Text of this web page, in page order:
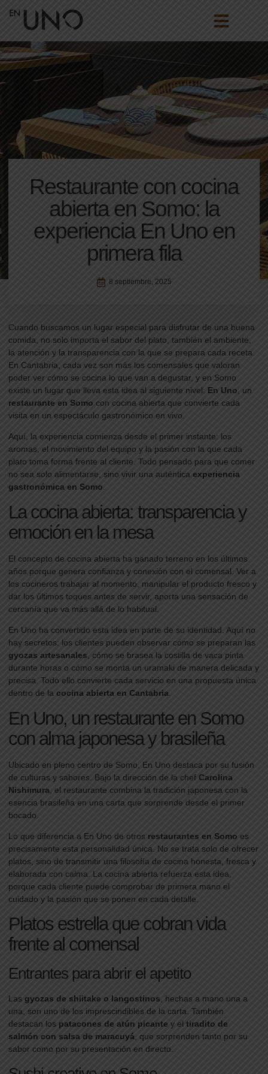
Restaurante con cocina
abierta en Somo: la
experiencia En Uno en
primera fila
8 septiembre, 2025
Cuando buscamos un lugar especial para disfrutar de una buena
comida, no solo importa el sabor del plato, también el ambiente,
la atención y la transparencia con la que se prepara cada receta.
En Cantabria, cada vez son más los comensales que valoran
poder ver cómo se cocina lo que van a degustar, y en Somo
existe un lugar que lleva esta idea al siguiente nivel: En Uno , un
restaurante en Somo con cocina abierta que convierte cada
visita en un espectáculo gastronómico en vivo.
Aquí, la experiencia comienza desde el primer instante: los
aromas, el movimiento del equipo y la pasión con la que cada
plato toma forma frente al cliente. Todo pensado para que comer
no sea solo alimentarse, sino vivir una auténtica experiencia
gastronómica en Somo.
La cocina abierta: transparencia y
emoción en la mesa
El concepto de cocina abierta ha ganado terreno en los últimos
años porque genera confianza y conexión con el comensal. Ver a
los cocineros trabajar al momento, manipular el producto fresco y
dar los últimos toques antes de servir, aporta una sensación de
cercanía que va más allá de lo habitual.
En Uno ha convertido esta idea en parte de su identidad. Aquí no
hay secretos: los clientes pueden observar cómo se preparan las
gyozas artesanales , cómo se brasea la costilla de vaca pinta
durante horas o cómo se monta un uramaki de manera delicada y
precisa. Todo ello convierte cada servicio en una propuesta única
dentro de la cocina abierta en Cantabria
En Uno, un restaurante en Somo
con alma japonesa y brasileña
Ubicado en pleno centro de Somo, En Uno destaca por su fusión
de culturas y sabores. Bajo la dirección de la chef Carolina
Nishimura , el restaurante combina la tradición japonesa con la
esencia brasileña en una carta que sorprende desde el primer
bocado.
Lo que diferencia a En Uno de otros restaurantes en Somo es
precisamente esta personalidad única. No se trata solo de ofrecer
platos, sino de transmitir una filosofía de cocina honesta, fresca y
elaborada con calma. La cocina abierta refuerza esta idea,
porque cada cliente puede comprobar de primera mano el
cuidado y la pasión que se ponen en cada detalle.
Platos estrella que cobran vida
frente al comensal
Entrantes para abrir el apetito
Las gyozas de shiitake o langostinos, hechas a mano una a
una, son uno de los imprescindibles de la carta. También
destacan los patacones de atún picante y el tiradito de
salmón con salsa de maracuyá, que sorprenden tanto por su
sabor como por su presentación en directo.